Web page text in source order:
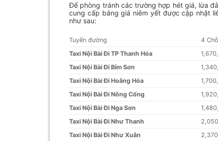
Để phòng tránh các trường hợp hét giá, lừa
cung cấp bảng giá niêm yết được cập nhật
như sau:
Tuyến đường 4 Chỗ
Taxi Nội Bài Đi TP Thanh Hóa
Taxi Nội Bài Đi Bỉm Sơn
Taxi Nội Bài Đi Hoằng Hóa
Taxi Nội Bài Đi Nông Cống
Taxi Nội Bài Đi Nga Sơn
Taxi Nội Bài Đi Như Thanh
Taxi Nội Bài Đi Như Xuân